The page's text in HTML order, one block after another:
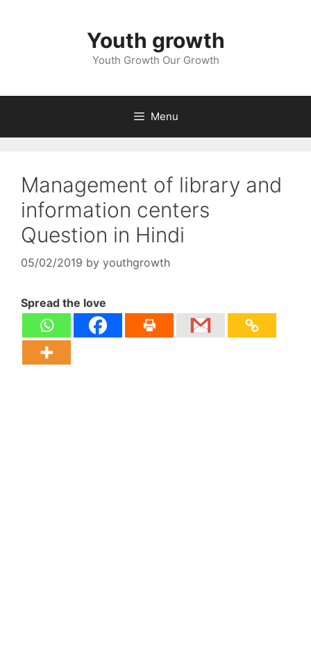
Youth growth
Youth Growth Our Growth
Menu
Management of library and
information centers
Question in Hindi
05/02/2019 by youthgrowth
Spread the love